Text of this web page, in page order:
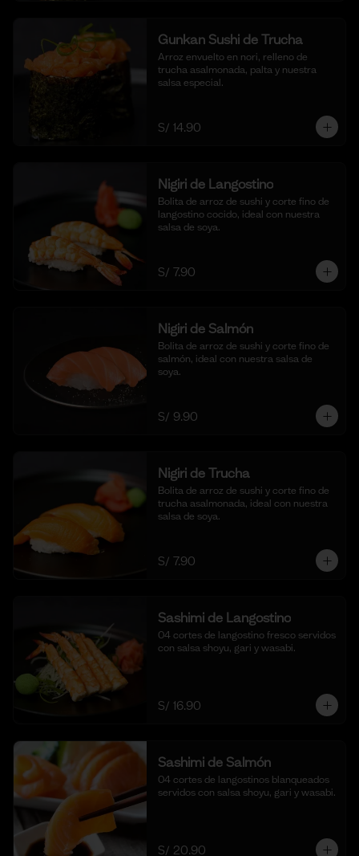
Gunkan Sushi de Trucha
Arroz envuelto en nori, relleno de
trucha asalmonada, palta y nuestra
salsa especial.
S/ 14.90
Nigiri de Langostino
Bolita de arroz de sushi y corte fino de
langostino cocido, ideal con nuestra
salsa de soya.
S/ 7.90
Nigiri de Salmón
Bolita de arroz de sushi y corte fino de
salmón, ideal con nuestra salsa de
soya.
S/ 9.90
Nigiri de Trucha
Bolita de arroz de sushi y corte fino de
trucha asalmonada, ideal con nuestra
salsa de soya.
S/ 7.90
Sashimi de Langostino
04 cortes de langostino fresco servidos
con salsa shoyu, gari y wasabi.
S/ 16.90
Sashimi de Salmón
04 cortes de langostinos blanqueados
servidos con salsa shoyu, gari y wasabi.
S/ 20.90